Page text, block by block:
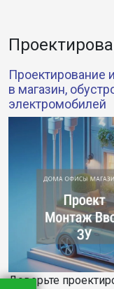
Проектирование
в магазин,
электромобилей
Доверьте